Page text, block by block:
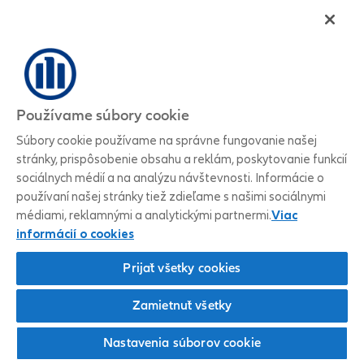
Používame súbory cookie
Súbory cookie používame na správne fungovanie našej
stránky, prispôsobenie obsahu a reklám, poskytovanie funkcií
sociálnych médií a na analýzu návštevnosti. Informácie o
používaní našej stránky tiež zdieľame s našimi sociálnymi
médiami, reklamnými a analytickými partnermi.Viac
informácií o cookies
Prijať všetky cookies
Zamietnuť všetky
Nastavenia súborov cookie